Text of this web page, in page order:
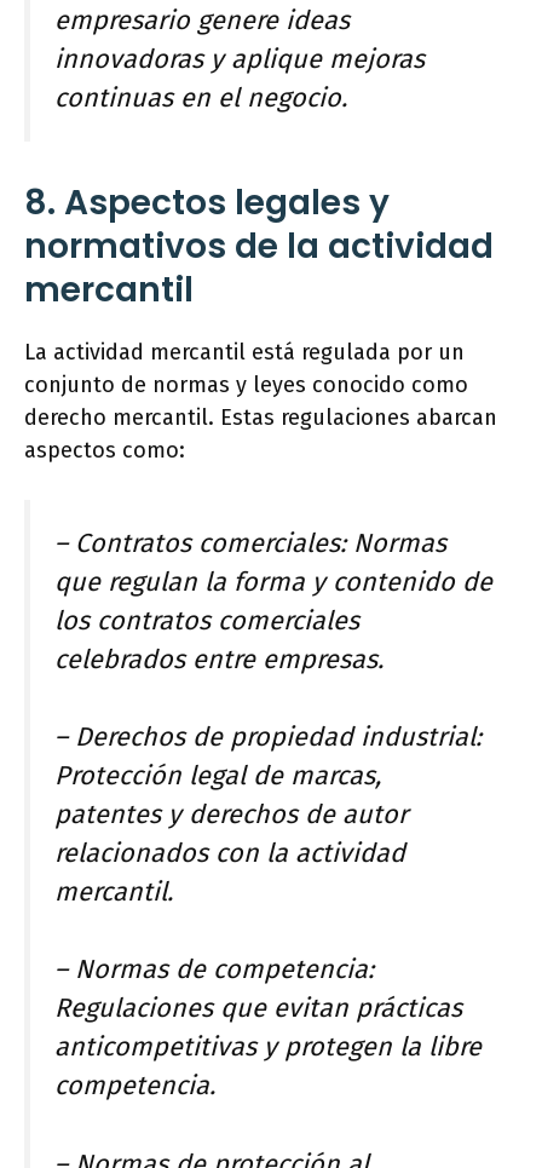
empresario genere ideas
innovadoras y aplique mejoras
continuas en el negocio.
8. Aspectos legales y
normativos de la actividad
mercantil
La actividad mercantil está regulada por un
conjunto de normas y leyes conocido como
derecho mercantil. Estas regulaciones abarcan
aspectos como:
– Contratos comerciales: Normas
que regulan la forma y contenido de
los contratos comerciales
celebrados entre empresas.
– Derechos de propiedad industrial:
Protección legal de marcas,
patentes y derechos de autor
relacionados con la actividad
mercantil.
– Normas de competencia:
Regulaciones que evitan prácticas
anticompetitivas y protegen la libre
competencia.